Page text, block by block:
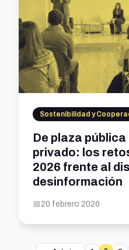
Sostenibilidad y
De plaza
privado: los
2026 frente al
desinformación
📅20 febrero 2026